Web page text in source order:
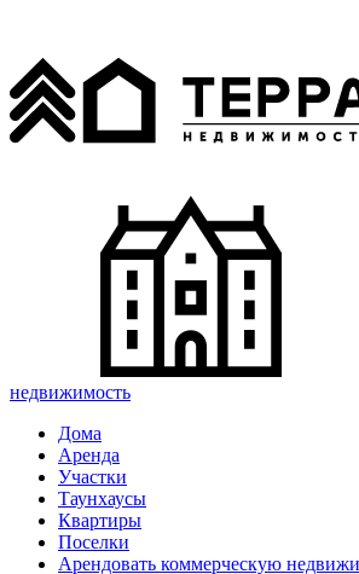
недвижимость
Дома
Аренда
Участки
Таунхаусы
Квартиры
Поселки
Арендовать коммерческую